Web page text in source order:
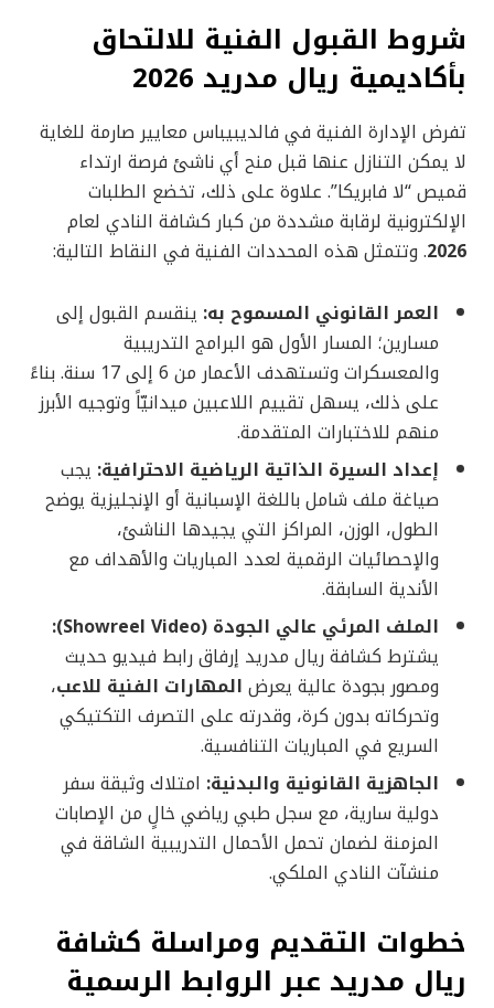
شروط القبول الفنية للالتحاق
بأكاديمية ريال مدريد 2026
تفرض الإدارة الفنية في فالديبيباس معايير صارمة للغاية
لا يمكن التنازل عنها قبل منح أي ناشئ فرصة ارتداء
قميص “لا فابريكا”. علاوة على ذلك، تخضع الطلبات
الإلكترونية لرقابة مشددة من كبار كشافة النادي لعام
2026. وتتمثل هذه المحددات الفنية في النقاط التالية:
العمر القانوني المسموح به: ينقسم القبول إلى
مسارين؛ المسار الأول هو البرامج التدريبية
والمعسكرات وتستهدف الأعمار من 6 إلى 17 سنة. بناءً
على ذلك، يسهل تقييم اللاعبين ميدانيّاً وتوجيه الأبرز
منهم للاختبارات المتقدمة.
إعداد السيرة الذاتية الرياضية الاحترافية: يجب
صياغة ملف شامل باللغة الإسبانية أو الإنجليزية يوضح
الطول، الوزن، المراكز التي يجيدها الناشئ،
والإحصائيات الرقمية لعدد المباريات والأهداف مع
الأندية السابقة.
الملف المرئي عالي الجودة (Showreel Video):
يشترط كشافة ريال مدريد إرفاق رابط فيديو حديث
ومصور بجودة عالية يعرض المهارات الفنية للاعب،
وتحركاته بدون كرة، وقدرته على التصرف التكتيكي
السريع في المباريات التنافسية.
الجاهزية القانونية والبدنية: امتلاك وثيقة سفر
دولية سارية، مع سجل طبي رياضي خالٍ من الإصابات
المزمنة لضمان تحمل الأحمال التدريبية الشاقة في
منشآت النادي الملكي.
خطوات التقديم ومراسلة كشافة
ريال مدريد عبر الروابط الرسمية